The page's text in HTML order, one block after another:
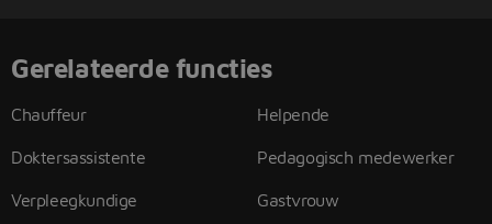
Gerelateerde functies
Chauffeur
Doktersassistente
Verpleegkundige
Helpende
Pedagogisch medewerker
Gastvrouw